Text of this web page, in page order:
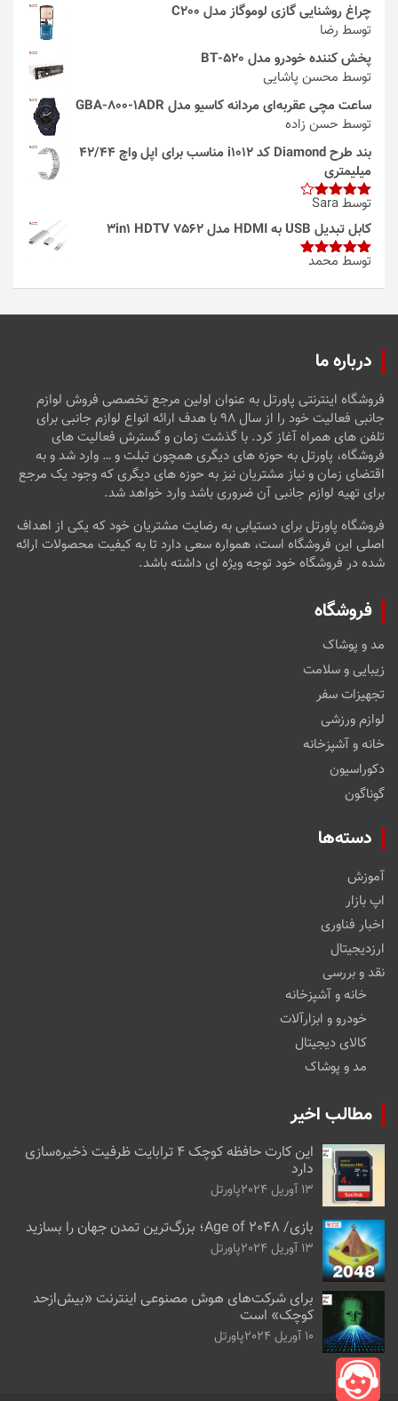
چراغ روشنایی گازی لوموگاز مدل C200
توسط رضا
پخش کننده خودرو مدل 520-BT
توسط محسن پاشایی
ساعت مچی عقربه‌ای مردانه کاسیو مدل GBA-800-1ADR
توسط حسن زاده
بند طرح Diamond کد i1012 مناسب برای اپل واچ 42/44
میلیمتری
امتیاز4
از 5
توسط Sara
کابل تبدیل USB به HDMI مدل 3in1 HDTV 7562
امتیاز5از
توسط محمد
درباره ما
فروشگاه اینترنتی پاورتل به عنوان اولین مرجع تخصصی فروش لوازم
جانبی فعالیت خود را از سال ۹۸ با هدف ارائه انواع لوازم جانبی برای
تلفن های همراه آغاز کرد. با گذشت زمان و گسترش فعالیت های
فروشگاه، پاورتل به حوزه های دیگری همچون تبلت و … وارد شد و به
اقتضای زمان و نیاز مشتریان نیز به حوزه های دیگری که وجود یک مرجع
برای تهیه لوازم جانبی آن ضروری باشد وارد خواهد شد.
فروشگاه پاورتل برای دستیابی به رضایت مشتریان خود که یکی از اهداف
اصلی این فروشگاه است، همواره سعی دارد تا به کیفیت محصولات ارائه
شده در فروشگاه خود توجه ویژه ای داشته باشد.
فروشگاه
مد و پوشاک
زیبایی و سلامت
تجهیزات سفر
لوازم ورزشی
خانه و آشپزخانه
دکوراسیون
گوناگون
دسته‌ها
آموزش
اپ بازار
اخبار فناوری
ارزدیجیتال
نقد و بررسی
خانه و آشپزخانه
خودرو و ابزارآلات
کالای دیجیتال
مد و پوشاک
مطالب اخیر
این کارت حافظه کوچک ۴ ترابایت ظرفیت ذخیره‌سازی
دارد
13 آوریل 2024 پاورتل
بازی/ Age of 2048؛ بزرگ‌ترین تمدن جهان را بسازید
13 آوریل 2024 پاورتل
برای شرکت‌های هوش مصنوعی اینترنت «بیش‌از‌حد
کوچک» است
10 آوریل 2024 پاورتل